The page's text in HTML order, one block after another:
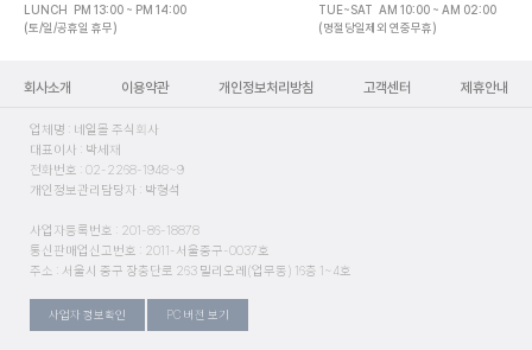
LUNCH PM 13:00 ~ PM 14:00
(토/일/공휴일 휴무)
TUE~SAT AM 10:00 ~ AM 02:00
(명절당일제외 연중무휴)
회사소개 이용약관 개인정보처리방침 고객센터 제휴안내
업체명 : 네일몰 주식회사
대표이사 : 박세재
전화번호 : 02-2268-1948~9
개인정보관리담당자 : 박형석
사업자등록번호 : 201-86-18878
통신판매업신고번호 : 2011-서울중구-0037호
주소 : 서울시 중구 장충단로 263 밀리오레(업무동) 16층 1~4호
사업자 정보확인 PC 버전 보기